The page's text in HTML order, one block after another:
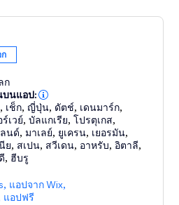
ก
บนแอป:
, เช็ก,ญี่ปุ่น, ดัตช์, เดนมาร์ก,
เวย์,บัลแกเรีย,โปรตุเกส,
นด์,มาเลย์, ยูเครน, เยอรมัน,
ย, สเปน, สวีเดน, อาหรับ,อิตาลี,
, ฮีบรู
, แอปจาก Wix,
แอปฟรี